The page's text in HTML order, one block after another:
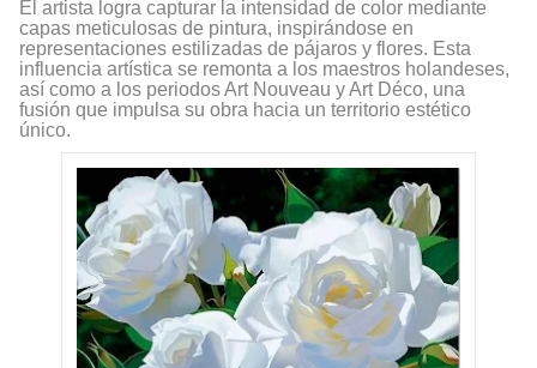
El artista logra capturar la intensidad de color mediante
capas meticulosas de pintura, inspirándose en
representaciones estilizadas de pájaros y flores. Esta
influencia artística se remonta a los maestros holandeses,
así como a los periodos Art Nouveau y Art Déco, una
fusión que impulsa su obra hacia un territorio estético
único.